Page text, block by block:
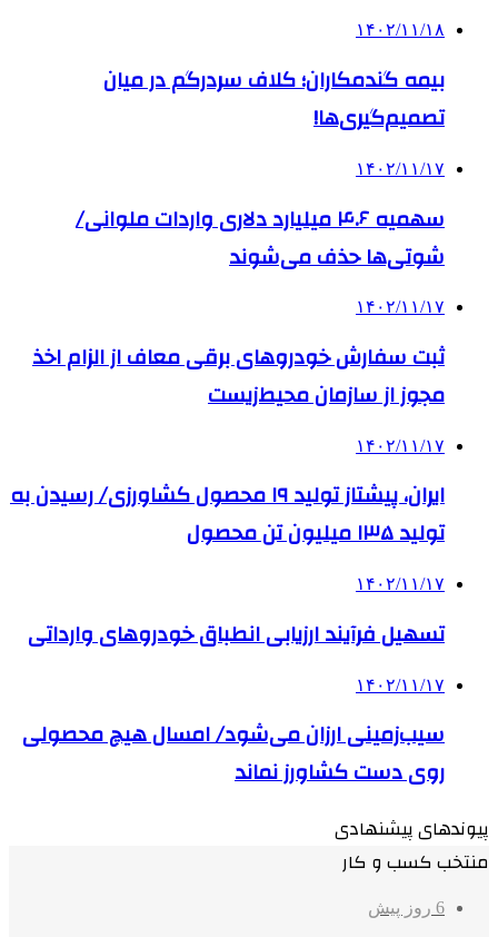
۱۴۰۲/۱۱/۱۸
بیمه گندمکاران؛ کلاف سردرگم در میان
تصمیم‌گیری‌ها!
۱۴۰۲/۱۱/۱۷
سهمیه ۴.۶ میلیارد دلاری واردات ملوانی/
شوتی‌ها حذف می‌شوند
۱۴۰۲/۱۱/۱۷
ثبت سفارش خودروهای برقی معاف از الزام اخذ
مجوز از سازمان محیط‌زیست
۱۴۰۲/۱۱/۱۷
ایران، پیشتاز تولید ۱۹ محصول کشاورزی/ رسیدن به
تولید ۱۳۵ میلیون تن محصول
۱۴۰۲/۱۱/۱۷
تسهیل فرآیند ارزیابی انطباق خودروهای وارداتی
۱۴۰۲/۱۱/۱۷
سیب‌زمینی ارزان می‌شود/ امسال هیچ محصولی
روی دست کشاورز نماند
پیوندهای پیشنهادی
منتخب کسب و کار
6 روز پیش